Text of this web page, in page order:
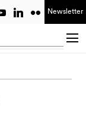
Newsletter